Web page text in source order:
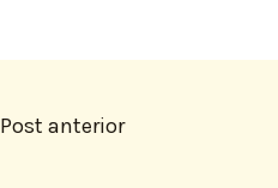
Post anterior